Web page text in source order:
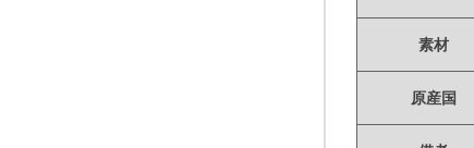
素材
原産国